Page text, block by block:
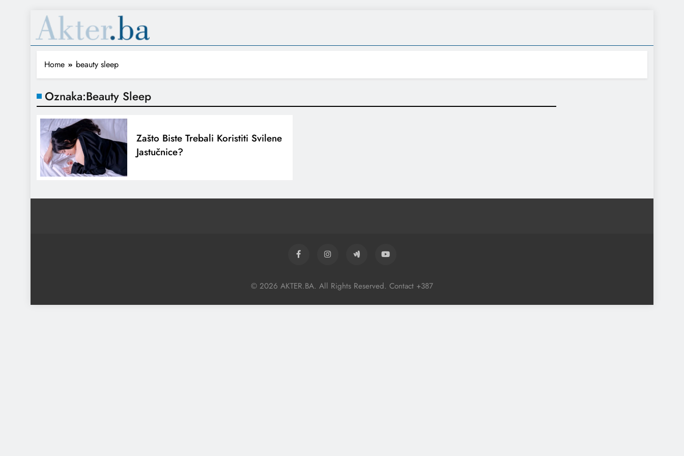
Home beauty sleep
Oznaka:Beauty Sleep
Zašto Biste Trebali Koristiti Svilene
Jastučnice?
© 2026 AKTER.BA. All Rights Reserved. Contact +387